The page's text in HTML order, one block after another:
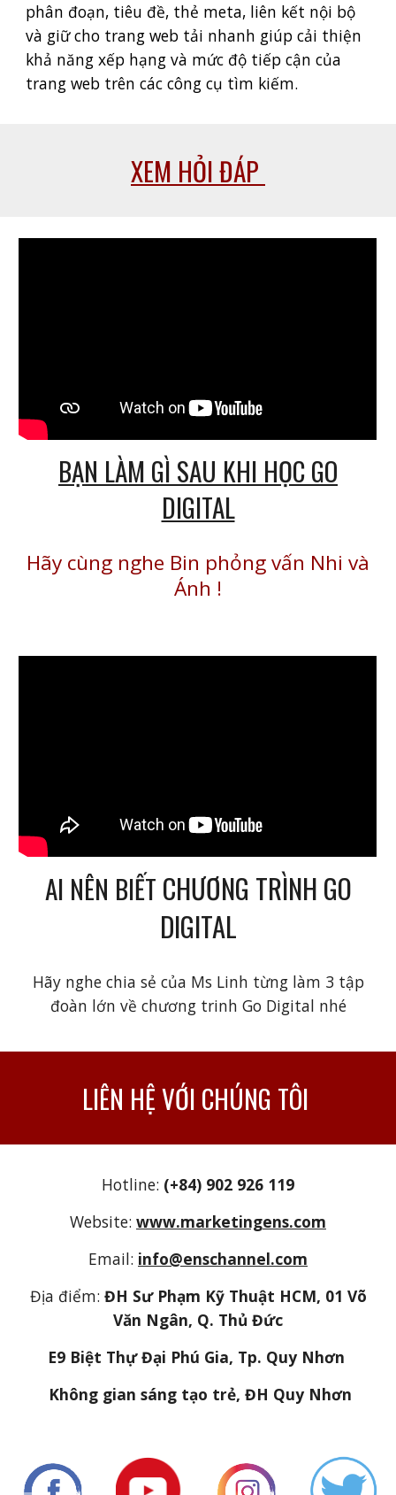
phân đoạn, tiêu đề, thẻ meta, liên kết nội bộ
và giữ cho trang web tải nhanh giúp cải thiện
khả năng xếp hạng và mức độ tiếp cận của
trang web trên các công cụ tìm kiếm.
XEM HỎI ĐÁP
BẠN LÀM GÌ SAU KHI HỌC GO
DIGITAL
Hãy cùng nghe Bin phỏng vấn Nhi và
Ánh !
AI NÊN BIẾT CHƯƠNG TRÌNH GO
DIGITAL
Hãy nghe chia sẻ của Ms Linh từng làm 3 tập
đoàn lớn về chương trinh Go Digital nhé
LIÊN HỆ VỚI CHÚNG TÔI
Hotline: (+84) 902 926 119
Website: www.marketingens.com
Email: info@enschannel.com
Địa điểm: ĐH Sư Phạm Kỹ Thuật HCM, 01 Võ
Văn Ngân, Q. Thủ Đức
E9 Biệt Thự Đại Phú Gia, Tp. Quy Nhơn
Không gian sáng tạo trẻ, ĐH Quy Nhơn